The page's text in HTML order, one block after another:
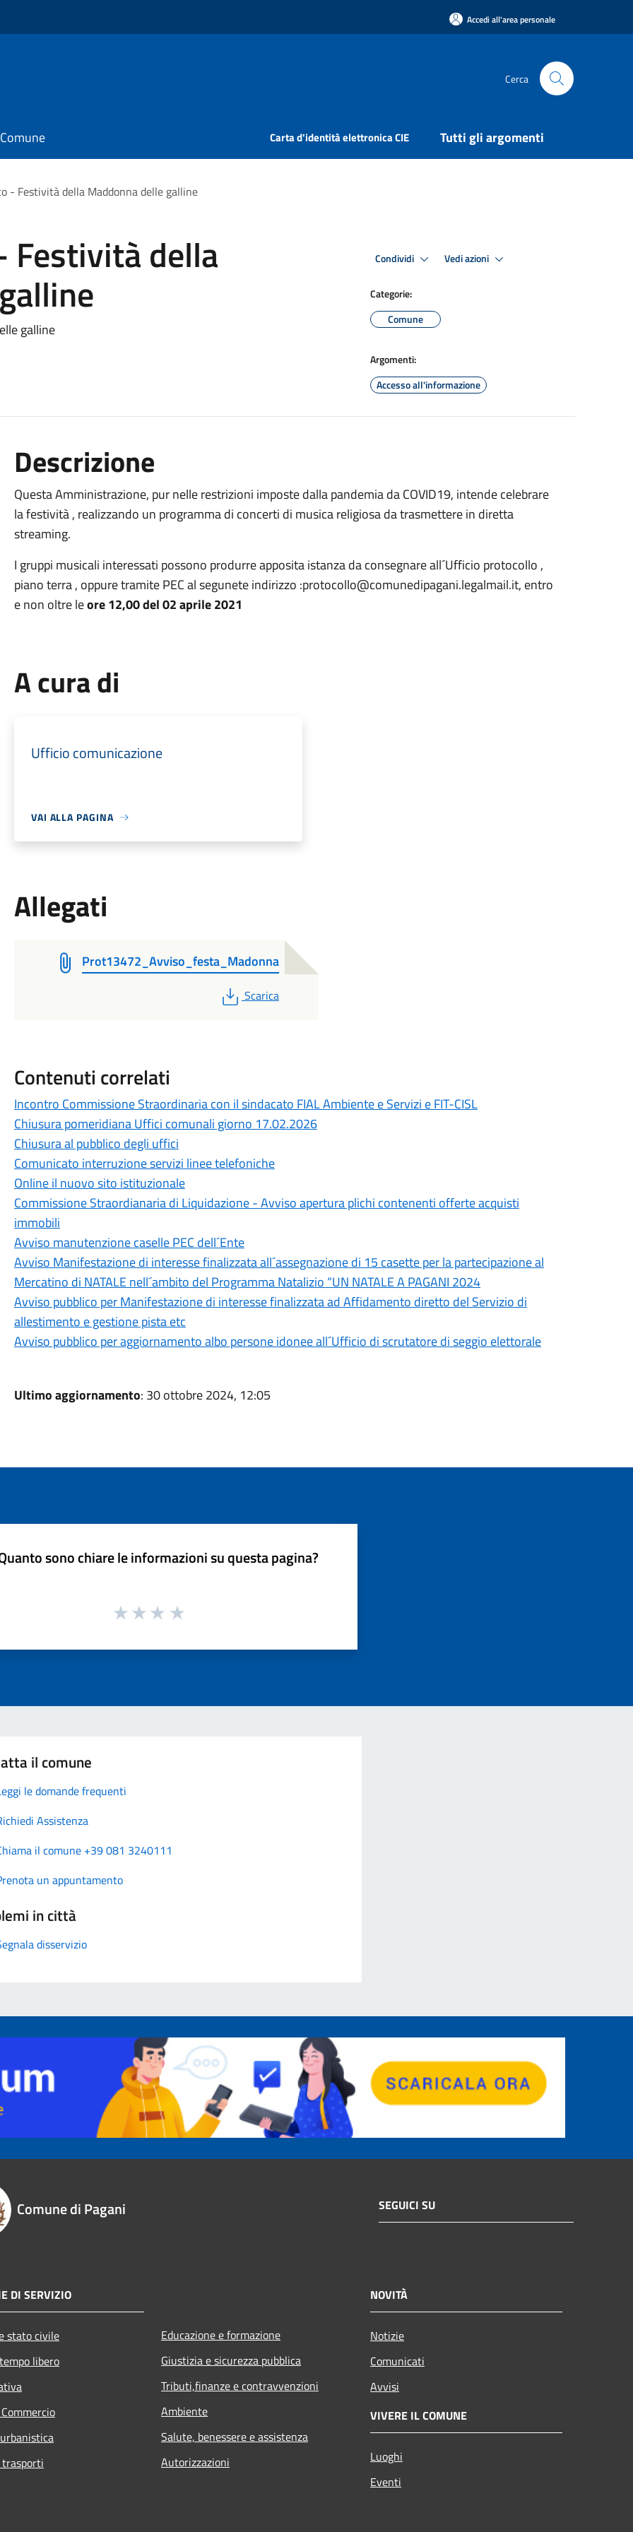
Accedi all'area personale
Cerca
Carta d'identità elettronica CIE Tutti gli argomenti
- Festività della Maddonna delle galline
Festività della
galline
Condividi Vedi azioni
Categorie:
Comune
Argomenti:
Accesso all'informazione
Descrizione
Questa Amministrazione, pur nelle restrizioni imposte dalla pandemia da COVID19, intende celebrare
la festività , realizzando un programma di concerti di musica religiosa da trasmettere in diretta
streaming.
I gruppi musicali interessati possono produrre apposita istanza da consegnare all´Ufficio protocollo ,
piano terra , oppure tramite PEC al segunete indirizzo :protocollo@comunedipagani.legalmail.it, entro
e non oltre leore 12,00 del 02 aprile 2021
A cura di
Ufficio comunicazione
VAI ALLA PAGINA
Allegati
Prot13472_Avviso_festa_Madonna
PDF
Scarica
Contenuti correlati
Incontro Commissione Straordinaria con il sindacato FIAL Ambiente e Servizi e FIT-CISL
Chiusura pomeridiana Uffici comunali giorno 17.02.2026
Chiusura al pubblico degli uffici
Comunicato interruzione servizi linee telefoniche
Online il nuovo sito istituzionale
Commissione Straordianaria di Liquidazione - Avviso apertura plichi contenenti offerte acquisti
immobili
Avviso manutenzione caselle PEC dell´Ente
Avviso Manifestazione di interesse finalizzata all´assegnazione di 15 casette per la partecipazione al
Mercatino di NATALE nell´ambito del Programma Natalizio “UN NATALE A PAGANI 2024
Avviso pubblico per Manifestazione di interesse finalizzata ad Affidamento diretto del Servizio di
allestimento e gestione pista etc
Avviso pubblico per aggiornamento albo persone idonee all´Ufficio di scrutatore di seggio elettorale
Ultimo aggiornamento: 30 ottobre 2024, 12:05
sono chiare le informazioni su questa pagina?
il comune
le domande frequenti
Assistenza
il comune +39 081 3240111
un appuntamento
in città
disservizio
Comune di Pagani SEGUICI SU
DI SERVIZIO
stato civile
libero
Educazione e formazione
Giustizia e sicurezza pubblica
Tributi,finanze e contravvenzioni
Ambiente
Salute, benessere e assistenza
Autorizzazioni
NOVITÀ
Notizie
Comunicati
Avvisi
VIVERE IL COMUNE
Luoghi
Eventi